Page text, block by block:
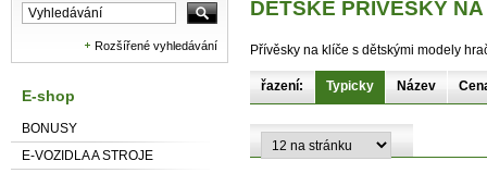
Rozšířené vyhledávání
E-shop
BONUSY
E-VOZIDLA A STROJE
DĚTSKÉ PŘÍVĚSKY
Přívěsky na klíče s dětskými modely
řazení: Typicky Název